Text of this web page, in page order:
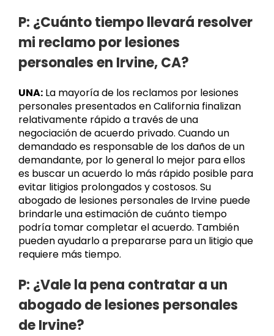
P: ¿Cuánto tiempo llevará resolver
mi reclamo por lesiones
personales en Irvine, CA?
UNA: La mayoría de los reclamos por lesiones
personales presentados en California finalizan
relativamente rápido a través de una
negociación de acuerdo privado. Cuando un
demandado es responsable de los daños de un
demandante, por lo general lo mejor para ellos
es buscar un acuerdo lo más rápido posible para
evitar litigios prolongados y costosos. Su
abogado de lesiones personales de Irvine puede
brindarle una estimación de cuánto tiempo
podría tomar completar el acuerdo. También
pueden ayudarlo a prepararse para un litigio que
requiere más tiempo.
P: ¿Vale la pena contratar a un
abogado de lesiones personales
de Irvine?